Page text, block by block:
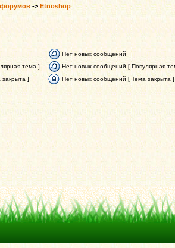
-> Etnoshop
Нет новых сообщений
тема ]
Нет новых сообщений [ Популярная
]
Нет новых сообщений [ Тема закрыта ]